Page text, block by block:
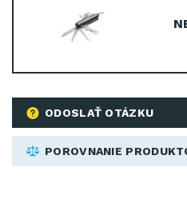
ODOSLAŤ OTÁZKU
POROVNANIE